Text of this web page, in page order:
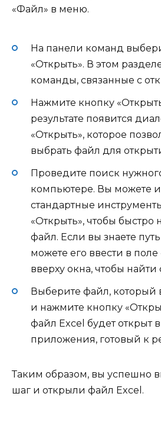
«Файл» в меню.
На панели команд
«Открыть». В этом
команды, связанные с
Нажмите кнопку
результате появится
«Открыть», которое
выбрать файл для
Проведите поиск
компьютере. Вы можете
стандартные
«Открыть», чтобы
файл. Если вы знаете
можете его ввести в
вверху окна, чтобы
Выберите файл, который
и нажмите кнопку
файл Excel будет открыт
приложения, готовый к
Таким образом, вы успешно
шаг и открыли файл Excel.